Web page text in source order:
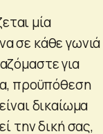
μία
σε κάθε γωνιά
για
προϋπόθεση
δικαίωμα
την δική σας,